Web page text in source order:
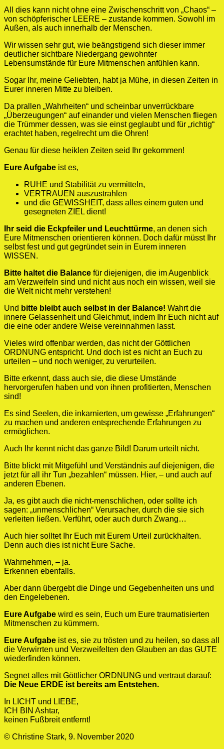
All dies kann nicht ohne eine Zwischenschritt von „Chaos“ –
von schöpferischer LEERE – zustande kommen. Sowohl im
Außen, als auch innerhalb der Menschen.
Wir wissen sehr gut, wie beängstigend sich dieser immer
deutlicher sichtbare Niedergang gewohnter
Lebensumstände für Eure Mitmenschen anfühlen kann.
Sogar Ihr, meine Geliebten, habt ja Mühe, in diesen Zeiten in
Eurer inneren Mitte zu bleiben.
Da prallen „Wahrheiten“ und scheinbar unverrückbare
„Überzeugungen“ auf einander und vielen Menschen fliegen
die Trümmer dessen, was sie einst geglaubt und für „richtig“
erachtet haben, regelrecht um die Ohren!
Genau für diese heiklen Zeiten seid Ihr gekommen!
Eure Aufgabe ist es,
RUHE und Stabilität zu vermitteln,
VERTRAUEN auszustrahlen
und die GEWISSHEIT, dass alles einem guten und
gesegneten ZIEL dient!
Ihr seid die Eckpfeiler und Leuchttürme, an denen sich
Eure Mitmenschen orientieren können. Doch dafür müsst Ihr
selbst fest und gut gegründet sein in Eurem inneren
WISSEN.
Bitte haltet die Balance für diejenigen, die im Augenblick
am Verzweifeln sind und nicht aus noch ein wissen, weil sie
die Welt nicht mehr verstehen!
Und bitte bleibt auch selbst in der Balance! Wahrt die
innere Gelassenheit und Gleichmut, indem Ihr Euch nicht auf
die eine oder andere Weise vereinnahmen lasst.
Vieles wird offenbar werden, das nicht der Göttlichen
ORDNUNG entspricht. Und doch ist es nicht an Euch zu
urteilen – und noch weniger, zu verurteilen.
Bitte erkennt, dass auch sie, die diese Umstände
hervorgerufen haben und von ihnen profitierten, Menschen
sind!
Es sind Seelen, die inkarnierten, um gewisse „Erfahrungen“
zu machen und anderen entsprechende Erfahrungen zu
ermöglichen.
Auch Ihr kennt nicht das ganze Bild! Darum urteilt nicht.
Bitte blickt mit Mitgefühl und Verständnis auf diejenigen, die
jetzt für all ihr Tun „bezahlen“ müssen. Hier, – und auch auf
anderen Ebenen.
Ja, es gibt auch die nicht-menschlichen, oder sollte ich
sagen: „unmenschlichen“ Verursacher, durch die sie sich
verleiten ließen. Verführt, oder auch durch Zwang…
Auch hier solltet Ihr Euch mit Eurem Urteil zurückhalten.
Denn auch dies ist nicht Eure Sache.
Wahrnehmen, – ja.
Erkennen ebenfalls.
Aber dann übergebt die Dinge und Gegebenheiten uns und
den Engelebenen.
Eure Aufgabe wird es sein, Euch um Eure traumatisierten
Mitmenschen zu kümmern.
Eure Aufgabe ist es, sie zu trösten und zu heilen, so dass all
die Verwirrten und Verzweifelten den Glauben an das GUTE
wiederfinden können.
Segnet alles mit Göttlicher ORDNUNG und vertraut darauf:
Die Neue ERDE ist bereits am Entstehen.
In LICHT und LIEBE,
ICH BIN Ashtar,
keinen Fußbreit entfernt!
© Christine Stark, 9. November 2020